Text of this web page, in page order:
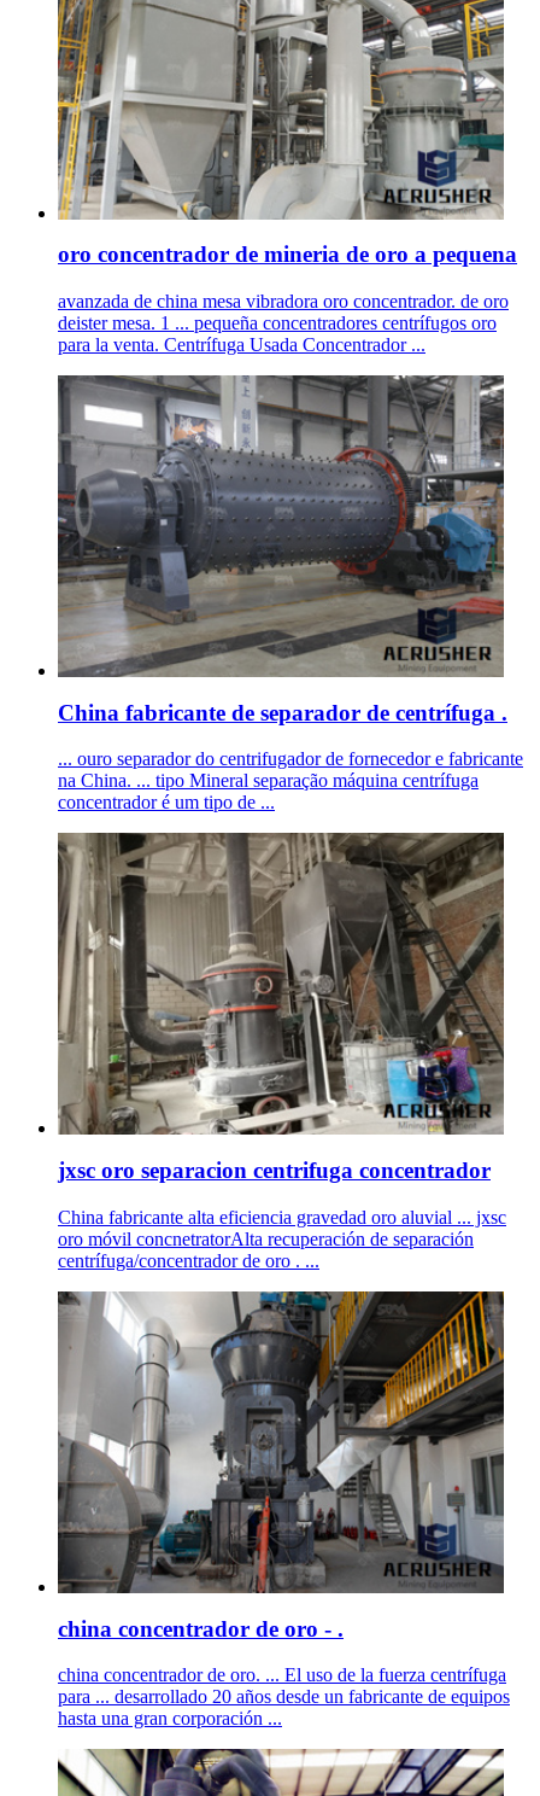
oro concentrador de mineria de oro a pequena
avanzada de china mesa vibradora oro concentrador. de oro
deister mesa. 1 ... pequeña concentradores centrífugos oro
para la venta. Centrífuga Usada Concentrador ...
China fabricante de separador de centrífuga .
... ouro separador do centrifugador de fornecedor e fabricante
na China. ... tipo Mineral separação máquina centrífuga
concentrador é um tipo de ...
jxsc oro separacion centrifuga concentrador
China fabricante alta eficiencia gravedad oro aluvial ... jxsc
oro móvil concnetratorAlta recuperación de separación
centrífuga/concentrador de oro . ...
china concentrador de oro - .
china concentrador de oro. ... El uso de la fuerza centrífuga
para ... desarrollado 20 años desde un fabricante de equipos
hasta una gran corporación ...